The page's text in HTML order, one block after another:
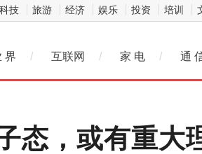
科技 旅游 经济 娱乐 投资 培训
界 / 互联网 / 家 电 / 通
态，或有重大